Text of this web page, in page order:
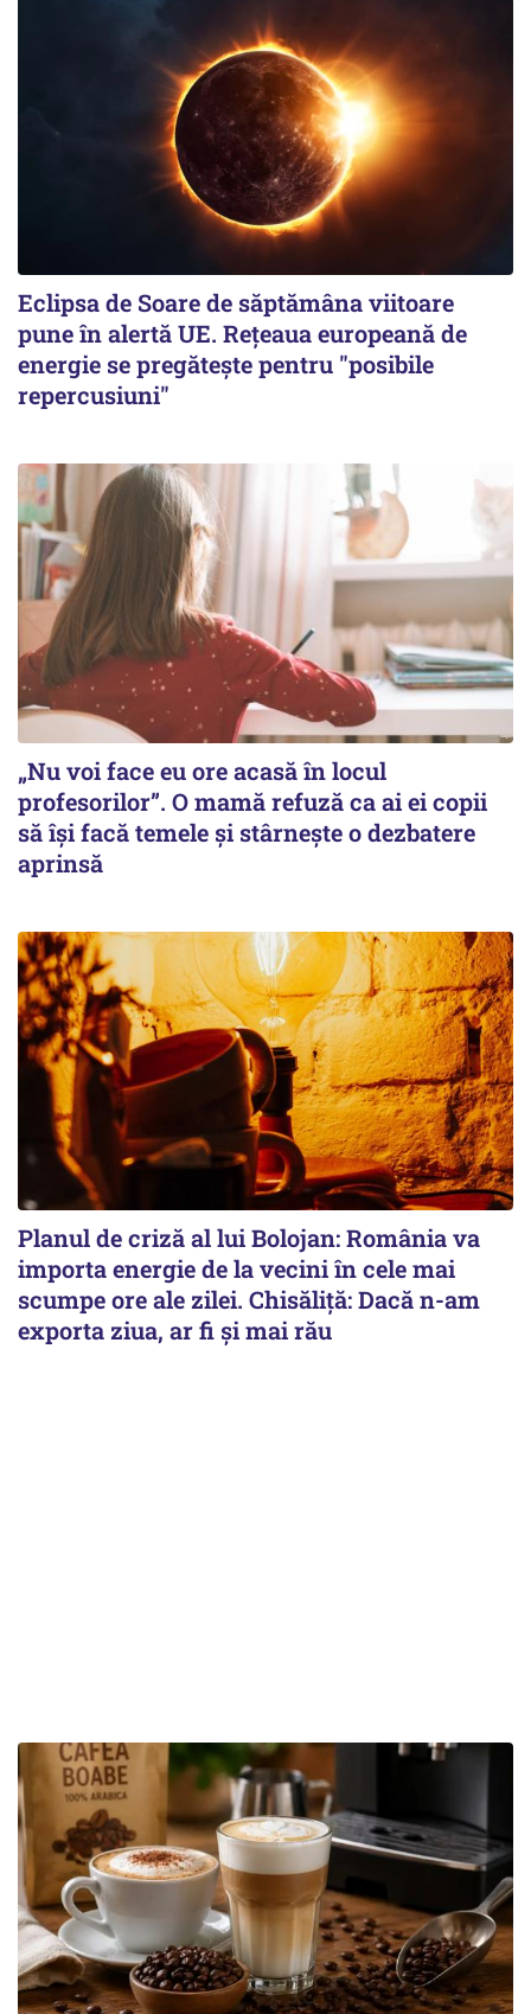
Eclipsa de Soare de săptămâna viitoare
pune în alertă UE. Rețeaua europeană de
energie se pregătește pentru "posibile
repercusiuni"
„Nu voi face eu ore acasă în locul
profesorilor”. O mamă refuză ca ai ei copii
să își facă temele și stârnește o dezbatere
aprinsă
Planul de criză al lui Bolojan: România va
importa energie de la vecini în cele mai
scumpe ore ale zilei. Chisăliță: Dacă n-am
exporta ziua, ar fi și mai rău